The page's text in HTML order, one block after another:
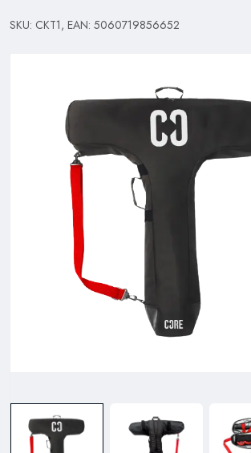
SKU: CKT1, EAN: 5060719856652